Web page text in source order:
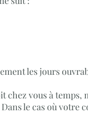
les jours
vous à temps,
le cas où votre